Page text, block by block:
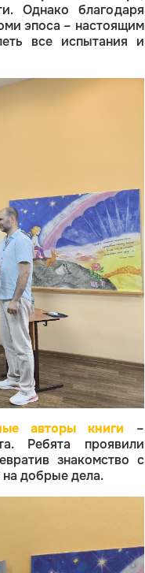
Однако благодаря
эпоса – настоящим
все испытания и
авторы книги –
Ребята проявили
знакомство с
добрые дела.